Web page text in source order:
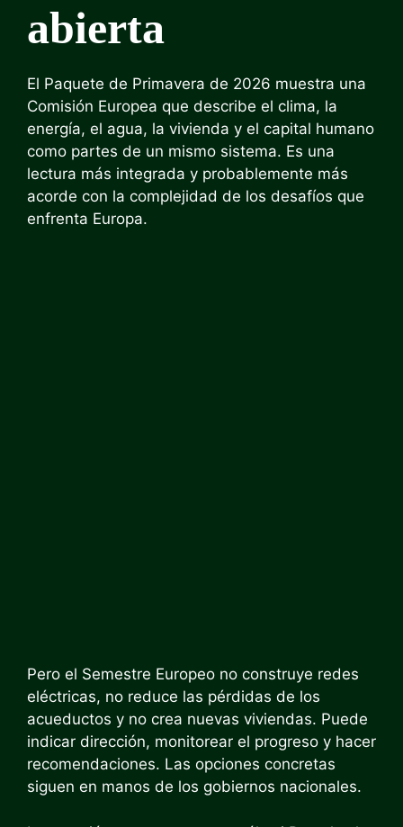
abierta
El Paquete de Primavera de 2026 muestra una
Comisión Europea que describe el clima, la
energía, el agua, la vivienda y el capital humano
como partes de un mismo sistema. Es una
lectura más integrada y probablemente más
acorde con la complejidad de los desafíos que
enfrenta Europa.
Pero el Semestre Europeo no construye redes
eléctricas, no reduce las pérdidas de los
acueductos y no crea nuevas viviendas. Puede
indicar dirección, monitorear el progreso y hacer
recomendaciones. Las opciones concretas
siguen en manos de los gobiernos nacionales.